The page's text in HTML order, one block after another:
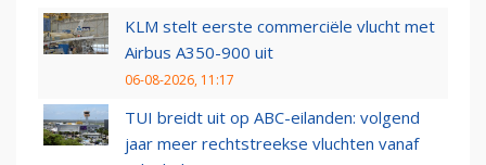
KLM stelt eerste commerciële vlucht met
Airbus A350-900 uit
06-08-2026, 11:17
TUI breidt uit op ABC-eilanden: volgend
jaar meer rechtstreekse vluchten vanaf